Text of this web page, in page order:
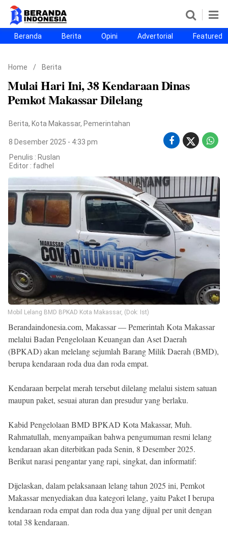
Beranda
Berita
Opini
Advertorial
Featured
Beranda25
SEGMEN
Nusantara
Jabodetabek
Sulselbar
Kota Makassar
Copyright
2026
Indonesia
.
All
Right
Reserved
Beranda Berita Opini Advertorial Featured
Home / Berita
Mulai Hari Ini, 38 Kendaraan Dinas
Pemkot Makassar Dilelang
Berita, Kota Makassar, Pemerintahan
8 Desember 2025 - 4:33 pm
Penulis : Ruslan
Editor : fadhel
Mobil Lelang BMD BPKAD Kota Makassar, (Dok: Ist)
Berandaindonesia.com, Makassar — Pemerintah Kota Makassar
melalui Badan Pengelolaan Keuangan dan Aset Daerah
(BPKAD) akan melelang sejumlah Barang Milik Daerah (BMD),
berupa kendaraan roda dua dan roda empat.
Kendaraan berpelat merah tersebut dilelang melalui sistem satuan
maupun paket, sesuai aturan dan presudur yang berlaku.
Kabid Pengelolaan BMD BPKAD Kota Makassar, Muh.
Rahmatullah, menyampaikan bahwa pengumuman resmi lelang
kendaraan akan diterbitkan pada Senin, 8 Desember 2025.
Berikut narasi pengantar yang rapi, singkat, dan informatif:
Dijelaskan, dalam pelaksanaan lelang tahun 2025 ini, Pemkot
Makassar menyediakan dua kategori lelang, yaitu Paket I berupa
kendaraan roda empat dan roda dua yang dijual per unit dengan
total 38 kendaraan.